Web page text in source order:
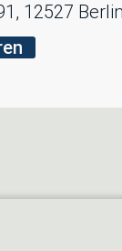
12527 Berlin